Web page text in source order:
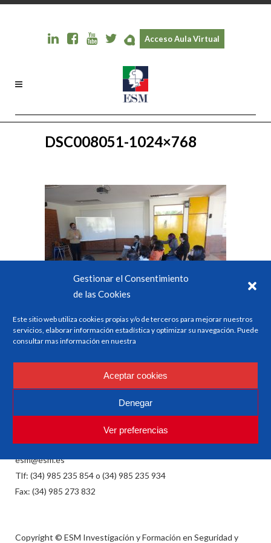
Gestionar el Consentimiento
de las Cookies
Este sitio web utiliza cookies propias y/o de terceros para mejorar nuestros
servicios, elaborar información estadística y optimizar su navegación. Puede
consultar mas información en nuestra
Aceptar cookies
Denegar
Ver preferencias
Acceso Aula Virtual
DSC008051-1024×768
Investigación y Formación en Seguridad y Factores
esm@esm.es
Tlf: (34) 985 235 854 o (34) 985 235 934
Fax: (34) 985 273 832
Copyright © ESM Investigación y Formación en Seguridad y